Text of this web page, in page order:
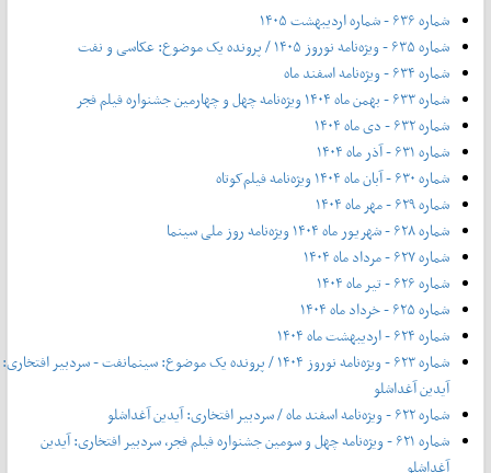
شماره ۶۳۶ - شماره اردیبهشت ۱۴۰۵
شماره ۶۳۵ - ویژه‌نامه نوروز ۱۴۰۵ / پرونده یک موضوع: عکاسی و نفت
شماره ۶۳۴ - ویژه‌نامه اسفند ماه
شماره ۶۳۳ - بهمن ماه ۱۴۰۴ ویژه‌نامه چهل‌ و‌ چهارمین جشنواره فیلم فجر
شماره ۶۳۲ - دی ماه ۱۴۰۴
شماره ۶۳۱ - آذر ماه ۱۴۰۴
شماره ۶۳۰ - آبان ماه ۱۴۰۴ ویژه‌نامه فیلم‌کوتاه
شماره ۶۲۹ - مهر ماه ۱۴۰۴
شماره ۶۲۸ - شهریور ماه ۱۴۰۴ ویژه‌نامه روز ملی سینما
شماره ۶۲۷ - مرداد ماه ۱۴۰۴
شماره ۶۲۶ - تیر ماه ۱۴۰۴
شماره ۶۲۵ - خرداد ماه ۱۴۰۴
شماره ۶۲۴ - اردیبهشت ماه ۱۴۰۴
شماره ۶۲۳ - ویژه‌نامه نوروز ۱۴۰۴ / پرونده یک موضوع: سینمانفت - سردبیر افتخاری:
آیدین آغداشلو
شماره ۶۲۲ - ویژه‌نامه اسفند ماه / سردبیر افتخاری: آیدین آغداشلو
شماره ۶۲۱ - ویژه‌نامه چهل‌ و‌ سومین جشنواره فیلم فجر، سردبیر افتخاری: آیدین
آغداشلو